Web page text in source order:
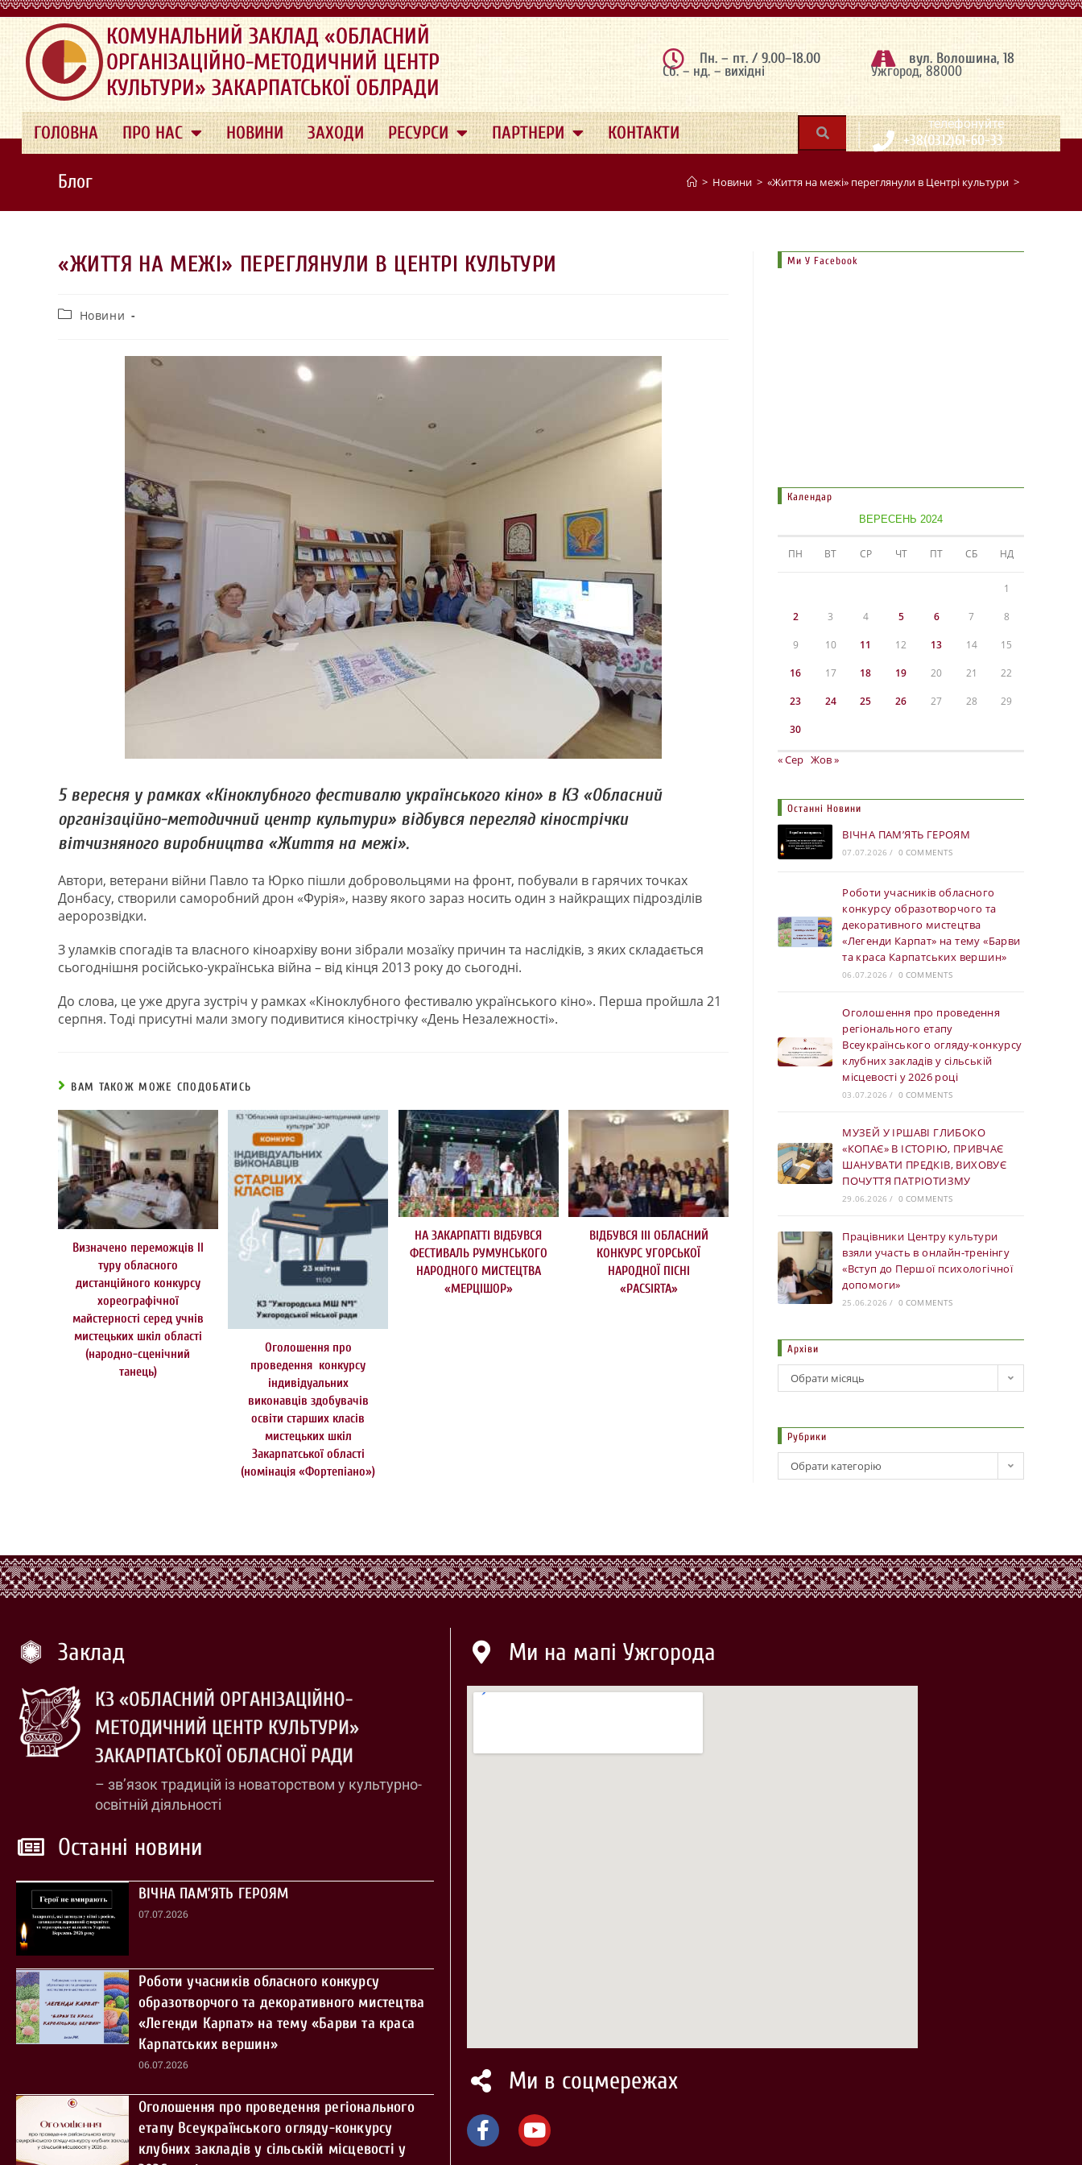
.
КОМУНАЛЬНИЙ ЗАКЛАД «ОБЛАСНИЙ
ОРГАНІЗАЦІЙНО-МЕТОДИЧНИЙ ЦЕНТР
КУЛЬТУРИ» ЗАКАРПАТСЬКОЇ ОБЛРАДИ
Пн. – пт. / 9.00–18.00
Сб. – нд. – вихідні
вул. Волошина, 18
Ужгород, 88000
ГОЛОВНА ПРО НАС НОВИНИ ЗАХОДИ РЕСУРСИ ПАРТНЕРИ КОНТАКТИ | телефонуйте
+38(0312)61-60-33
Блог > Новини > «Життя на межі» переглянули в Центрі культури >
«ЖИТТЯ НА МЕЖІ» ПЕРЕГЛЯНУЛИ В ЦЕНТРІ КУЛЬТУРИ
Новини
5 вересня у рамках «Кіноклубного фестивалю українського кіно» в КЗ «Обласний
організаційно-методичний центр культури» відбувся перегляд кінострічки
вітчизняного виробництва «Життя на межі».
Автори, ветерани війни Павло та Юрко пішли добровольцями на фронт, побували в гарячих точках
Донбасу, створили саморобний дрон «Фурія», назву якого зараз носить один з найкращих підрозділів
аеророзвідки.
З уламків спогадів та власного кіноархіву вони зібрали мозаїку причин та наслідків, з яких складається
сьогоднішня російсько-українська війна – від кінця 2013 року до сьогодні.
До слова, це уже друга зустріч у рамках «Кіноклубного фестивалю українського кіно». Перша пройшла 21
серпня. Тоді присутні мали змогу подивитися кінострічку «День Незалежності».
ВАМ ТАКОЖ МОЖЕ СПОДОБАТИСЬ
Визначено переможців ІІ
туру обласного
дистанційного конкурсу
хореографічної
майстерності серед учнів
мистецьких шкіл області
(народно-сценічний
танець)
Оголошення про
проведення конкурсу
індивідуальних
виконавців здобувачів
освіти старших класів
мистецьких шкіл
Закарпатської області
(номінація «Фортепіано»)
НА ЗАКАРПАТТІ ВІДБУВСЯ
ФЕСТИВАЛЬ РУМУНСЬКОГО
НАРОДНОГО МИСТЕЦТВА
«МЕРЦІШОР»
ВІДБУВСЯ ІІІ ОБЛАСНИЙ
КОНКУРС УГОРСЬКОЇ
НАРОДНОЇ ПІСНІ
«РACSIRTA»
Ми У Facebook
Календар
ВЕРЕСЕНЬ 2024
ПН ВТ СР ЧТ ПТ СБ НД
1
2 3 4 5 6 7 8
9 10 11 12 13 14 15
16 17 18 19 20 21 22
23 24 25 26 27 28 29
30
« Сер Жов »
Останні Новини
ВІЧНА ПАМ’ЯТЬ ГЕРОЯМ
07.07.2026 / 0 COMMENTS
Роботи учасників обласного
конкурсу образотворчого та
декоративного мистецтва
«Легенди Карпат» на тему «Барви
та краса Карпатських вершин»
06.07.2026 / 0 COMMENTS
Оголошення про проведення
регіонального етапу
Всеукраїнського огляду-конкурсу
клубних закладів у сільській
місцевості у 2026 році
03.07.2026 / 0 COMMENTS
МУЗЕЙ У ІРШАВІ ГЛИБОКО
«КОПАЄ» В ІСТОРІЮ, ПРИВЧАЄ
ШАНУВАТИ ПРЕДКІВ, ВИХОВУЄ
ПОЧУТТЯ ПАТРІОТИЗМУ
29.06.2026 / 0 COMMENTS
Працівники Центру культури
взяли участь в онлайн-тренінгу
«Вступ до Першої психологічної
допомоги»
25.06.2026 / 0 COMMENTS
Архіви
Обрати місяць
Рубрики
Обрати категорію
Заклад
КЗ «ОБЛАСНИЙ ОРГАНІЗАЦІЙНО-
МЕТОДИЧНИЙ ЦЕНТР КУЛЬТУРИ»
ЗАКАРПАТСЬКОЇ ОБЛАСНОЇ РАДИ
– зв’язок традицій із новаторством у культурно-
освітній діяльності
Останні новини
ВІЧНА ПАМ’ЯТЬ ГЕРОЯМ
07.07.2026
Роботи учасників обласного конкурсу
образотворчого та декоративного мистецтва
«Легенди Карпат» на тему «Барви та краса
Карпатських вершин»
06.07.2026
Оголошення про проведення регіонального
етапу Всеукраїнського огляду-конкурсу
клубних закладів у сільській місцевості у
Ми на мапі Ужгорода
Ми в соцмережах